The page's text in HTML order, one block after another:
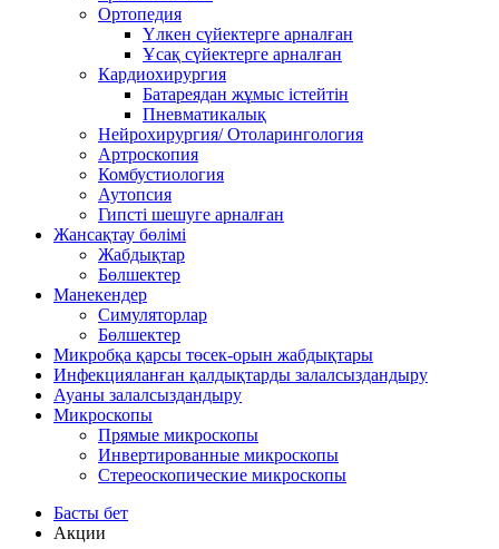
Ортопедия
Үлкен сүйектерге арналған
Ұсақ сүйектерге арналған
Кардиохирургия
Батареядан жұмыс істейтін
Пневматикалық
Нейрохирургия/ Отоларингология
Артроскопия
Комбустиология
Аутопсия
Гипсті шешуге арналған
Жансақтау бөлімі
Жабдықтар
Бөлшектер
Манекендер
Симуляторлар
Бөлшектер
Микробқа қарсы төсек-орын жабдықтары
Инфекцияланған қалдықтарды залалсыздандыру
Ауаны залалсыздандыру
Микроскопы
Прямые микроскопы
Инвертированные микроскопы
Стереоскопические микроскопы
Басты бет
Акции